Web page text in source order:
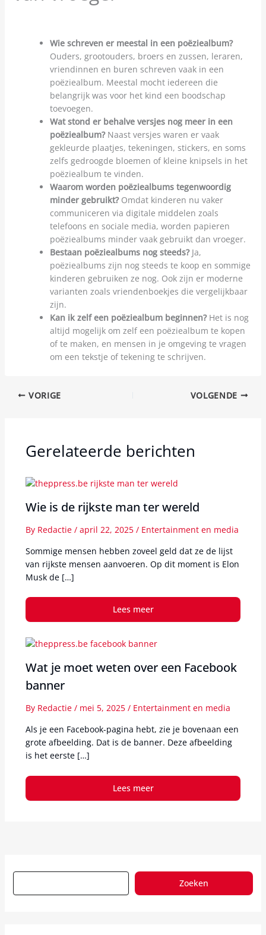
Wie schreven er meestal in een poëziealbum?
Ouders, grootouders, broers en zussen, leraren,
vriendinnen en buren schreven vaak in een
poëziealbum. Meestal mocht iedereen die
belangrijk was voor het kind een boodschap
toevoegen.
Wat stond er behalve versjes nog meer in een
poëziealbum?Naast versjes waren er vaak
gekleurde plaatjes, tekeningen, stickers, en soms
zelfs gedroogde bloemen of kleine knipsels in het
poëziealbum te vinden.
Waarom worden poëziealbums tegenwoordig
minder gebruikt?Omdat kinderen nu vaker
communiceren via digitale middelen zoals
telefoons en sociale media, worden papieren
poëziealbums minder vaak gebruikt dan vroeger.
Bestaan poëziealbums nog steeds?Ja,
poëziealbums zijn nog steeds te koop en sommige
kinderen gebruiken ze nog. Ook zijn er moderne
varianten zoals vriendenboekjes die vergelijkbaar
zijn.
Kan ik zelf een poëziealbum beginnen?Het is nog
altijd mogelijk om zelf een poëziealbum te kopen
of te maken, en mensen in je omgeving te vragen
om een tekstje of tekening te schrijven.
VORIGE VOLGENDE
Gerelateerde berichten
Wie is de rijkste man ter wereld
By Redactie / april 22, 2025 / Entertainment en media
Sommige mensen hebben zoveel geld dat ze de lijst
van rijkste mensen aanvoeren. Op dit moment is Elon
Musk de […]
Lees meer
Wat je moet weten over een Facebook
banner
By Redactie / mei 5, 2025 / Entertainment en media
Als je een Facebook-pagina hebt, zie je bovenaan een
grote afbeelding. Dat is de banner. Deze afbeelding
is het eerste […]
Lees meer
Zoeken